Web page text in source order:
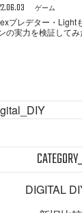
ゲーム
プレデター・Light
の実力を検証してみ
DIGITAL